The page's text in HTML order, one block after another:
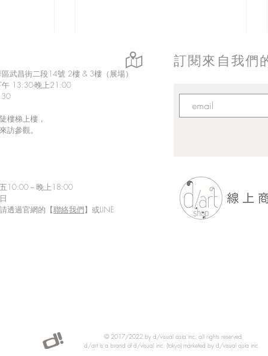
訂閱來自我們
武昌街二段14號 2樓 & 3樓（展場）
午 13:30-晚上21:00
30
樓梯上樓，
訪參觀。
10:00－晚上18:00
透過官網的【聯絡我們】或LINE
© 2017/2022 by d/visual asia inc. all rights reserved
d/art is a brand of d/visual inc. (tokyo) marketed by d/visual asia inc.